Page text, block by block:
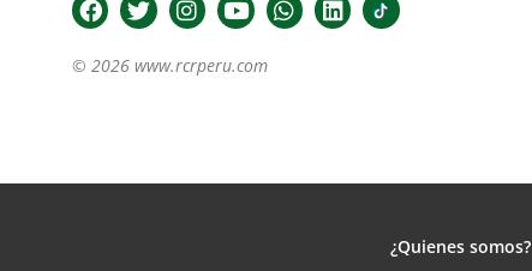
© 2026 www.rcrperu.com
¿Quienes somos?